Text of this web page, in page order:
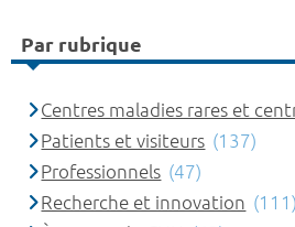
Par rubrique
Centres maladies rares et
Patients et visiteurs (137)
Professionnels (47)
Recherche et innovation (111)